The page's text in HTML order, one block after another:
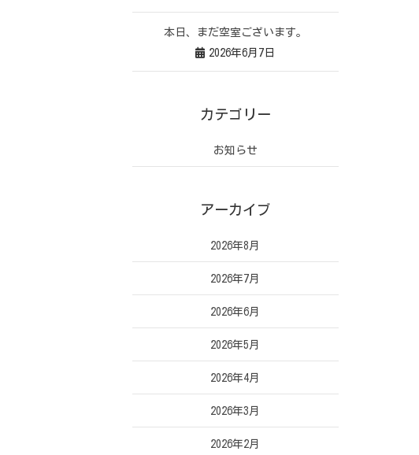
本日、まだ空室ございます。
2026年6月7日
カテゴリー
お知らせ
アーカイブ
2026年8月
2026年7月
2026年6月
2026年5月
2026年4月
2026年3月
2026年2月